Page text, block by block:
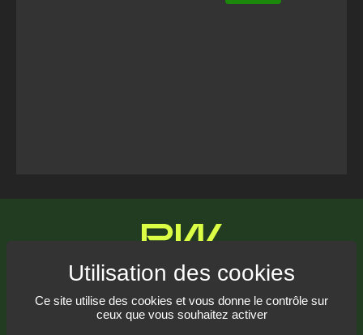
Ce site utilise des cookies et vous donne le contrôle sur
ceux que vous souhaitez activer
Communiquez avec nous